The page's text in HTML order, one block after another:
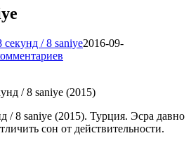
секунд / 8 saniye2016-09-
/ 8 saniye (2015). Турция. Эсра давно
сон от действительности.